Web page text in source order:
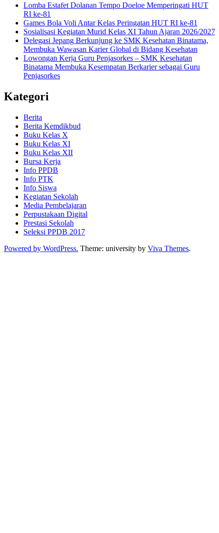
Lomba Estafet Dolanan Tempo Doeloe Memperingati HUT
RI ke-81
Games Bola Voli Antar Kelas Peringatan HUT RI ke-81
Sosialisasi Kegiatan Murid Kelas XI Tahun Ajaran 2026/2027
Delegasi Jepang Berkunjung ke SMK Kesehatan Binatama,
Membuka Wawasan Karier Global di Bidang Kesehatan
Lowongan Kerja Guru Penjasorkes – SMK Kesehatan
Binatama Membuka Kesempatan Berkarier sebagai Guru
Penjasorkes
Kategori
Berita
Berita Kemdikbud
Buku Kelas X
Buku Kelas XI
Buku Kelas XII
Bursa Kerja
Info PPDB
Info PTK
Info Siswa
Kegiatan Sekolah
Media Pembelajaran
Perpustakaan Digital
Prestasi Sekolah
Seleksi PPDB 2017
Powered by WordPress. Theme: university by Viva Themes.